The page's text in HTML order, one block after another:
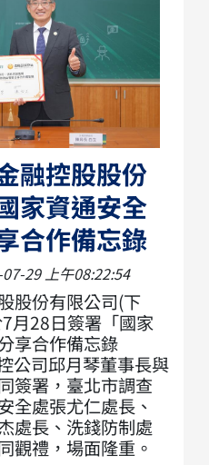
融控股股份
家資通安全
合作備忘錄
29 上午08:22:54
股份有限公司(下
月28日簽署「國家
享合作備忘錄
公司邱月琴董事長與
簽署，臺北市調查
全處張尤仁處長、
處長、洗錢防制處
觀禮，場面隆重。